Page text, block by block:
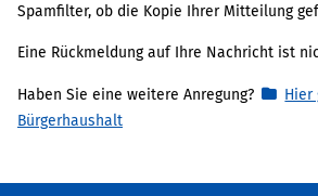
Spamfilter, ob die Kopie Ihrer Mitteilung
Eine Rückmeldung auf Ihre Nachricht ist
Haben Sie eine weitere Anregung?
Hier
Bürgerhaushalt